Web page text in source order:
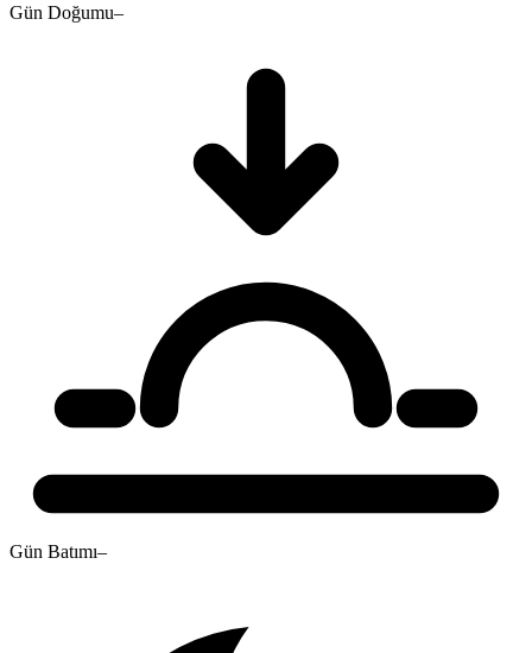
Gün Doğumu–
Gün Batımı–